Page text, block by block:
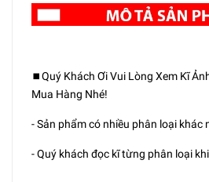
⏹️Quý Khách Ơi Vui Lòng Xem Kĩ
Mua Hàng Nhé!
- Sản phẩm có nhiều phân loại khác
- Quý khách đọc kĩ từng phân loại